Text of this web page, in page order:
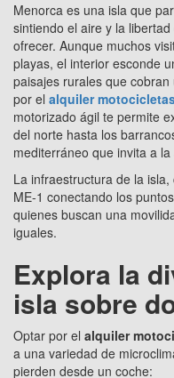
Menorca es una isla que
sintiendo el aire y la
ofrecer. Aunque muchos
playas, el interior esconde
paisajes rurales que
por el alquiler
motorizado ágil te permite
del norte hasta los
mediterráneo que invita a
La infraestructura de la
ME-1 conectando los
quienes buscan una
iguales.
Explora la
isla sobre
Optar por el alquiler
a una variedad de
pierden desde un coche: